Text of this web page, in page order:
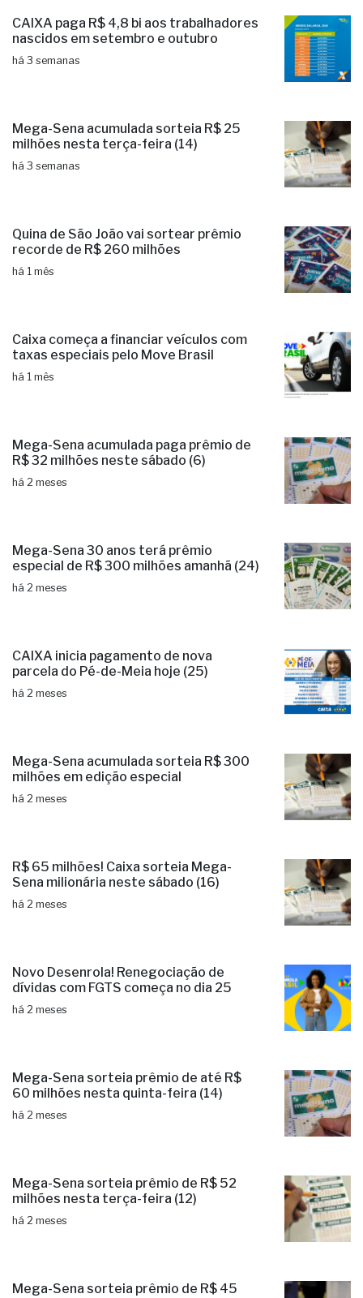
CAIXA paga R$ 4,8 bi aos trabalhadores
nascidos em setembro e outubro
há 3 semanas
Mega-Sena acumulada sorteia R$ 25
milhões nesta terça-feira (14)
há 3 semanas
Quina de São João vai sortear prêmio
recorde de R$ 260 milhões
há 1 mês
Caixa começa a financiar veículos com
taxas especiais pelo Move Brasil
há 1 mês
Mega-Sena acumulada paga prêmio de
R$ 32 milhões neste sábado (6)
há 2 meses
Mega-Sena 30 anos terá prêmio
especial de R$ 300 milhões amanhã (24)
há 2 meses
CAIXA inicia pagamento de nova
parcela do Pé-de-Meia hoje (25)
há 2 meses
Mega-Sena acumulada sorteia R$ 300
milhões em edição especial
há 2 meses
R$ 65 milhões! Caixa sorteia Mega-
Sena milionária neste sábado (16)
há 2 meses
Novo Desenrola! Renegociação de
dívidas com FGTS começa no dia 25
há 2 meses
Mega-Sena sorteia prêmio de até R$
60 milhões nesta quinta-feira (14)
há 2 meses
Mega-Sena sorteia prêmio de R$ 52
milhões nesta terça-feira (12)
há 2 meses
Mega-Sena sorteia prêmio de R$ 45